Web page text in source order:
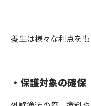
養生は様々な利点を
・保護対象の確保